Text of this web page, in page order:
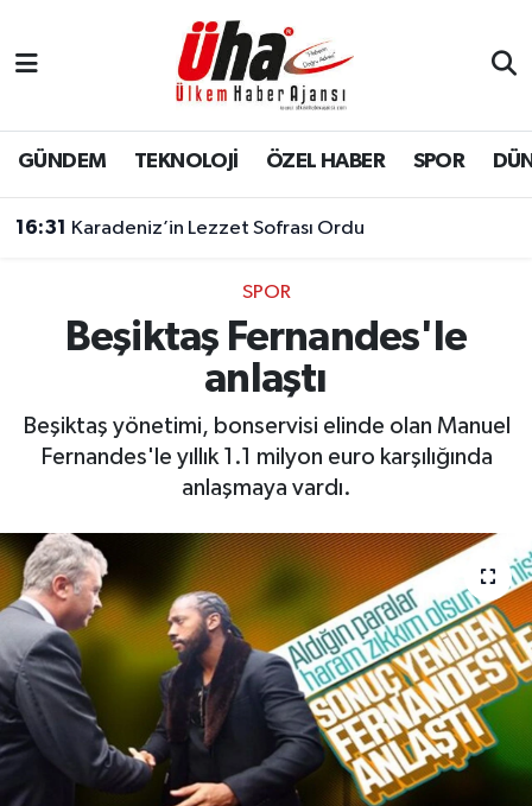
GÜNDEM TEKNOLOJİ ÖZEL HABER SPOR
16:31 Karadeniz’in Lezzet Sofrası Ordu
SPOR
Beşiktaş Fernandes'le
anlaştı
Beşiktaş yönetimi, bonservisi elinde olan Manuel
Fernandes'le yıllık 1.1 milyon euro karşılığında
anlaşmaya vardı.
İstanbul Nöbetçi Eczaneler
İstanbul Hava Durumu
Süper Lig Puan Durumu ve Fikstür
Tüm Manşetler
Son Dakika Haberleri